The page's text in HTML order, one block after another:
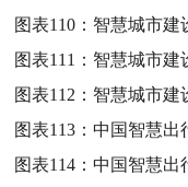
图表110： 智慧城市建
图表111： 智慧城市建
图表112： 智慧城市建
图表113：中国智慧出
图表114：中国智慧出